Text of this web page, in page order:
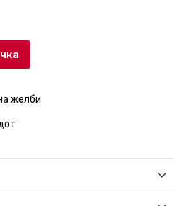
желби